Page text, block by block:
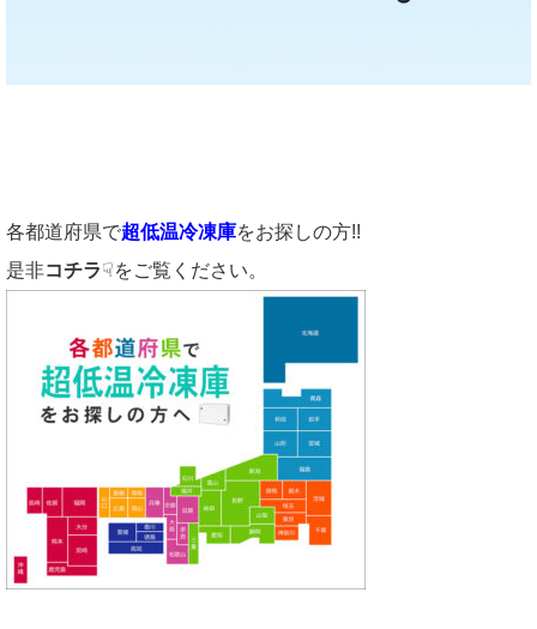
各都道府県で超低温冷凍庫をお探しの方!!
是非コチラ☟をご覧ください。